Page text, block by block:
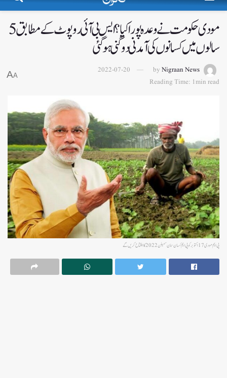
مودی حکومت نےوعدہ پورا کیا؟ ایس بی آئی روپوٹ کےمطابق 5
سالوں میں کسانوں کی آمدنی دوگنی ہو گئی
by Nigraan News
2022-07-20
Reading Time: 1min read
A
A
پی ایم مودی 17 اکتوبر کو پی ایم کسان سمان سمیلن 2022 کا افتتاح کریں گے